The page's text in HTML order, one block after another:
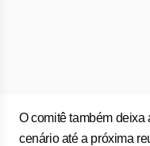
O comitê também deixa
cenário até a próxima